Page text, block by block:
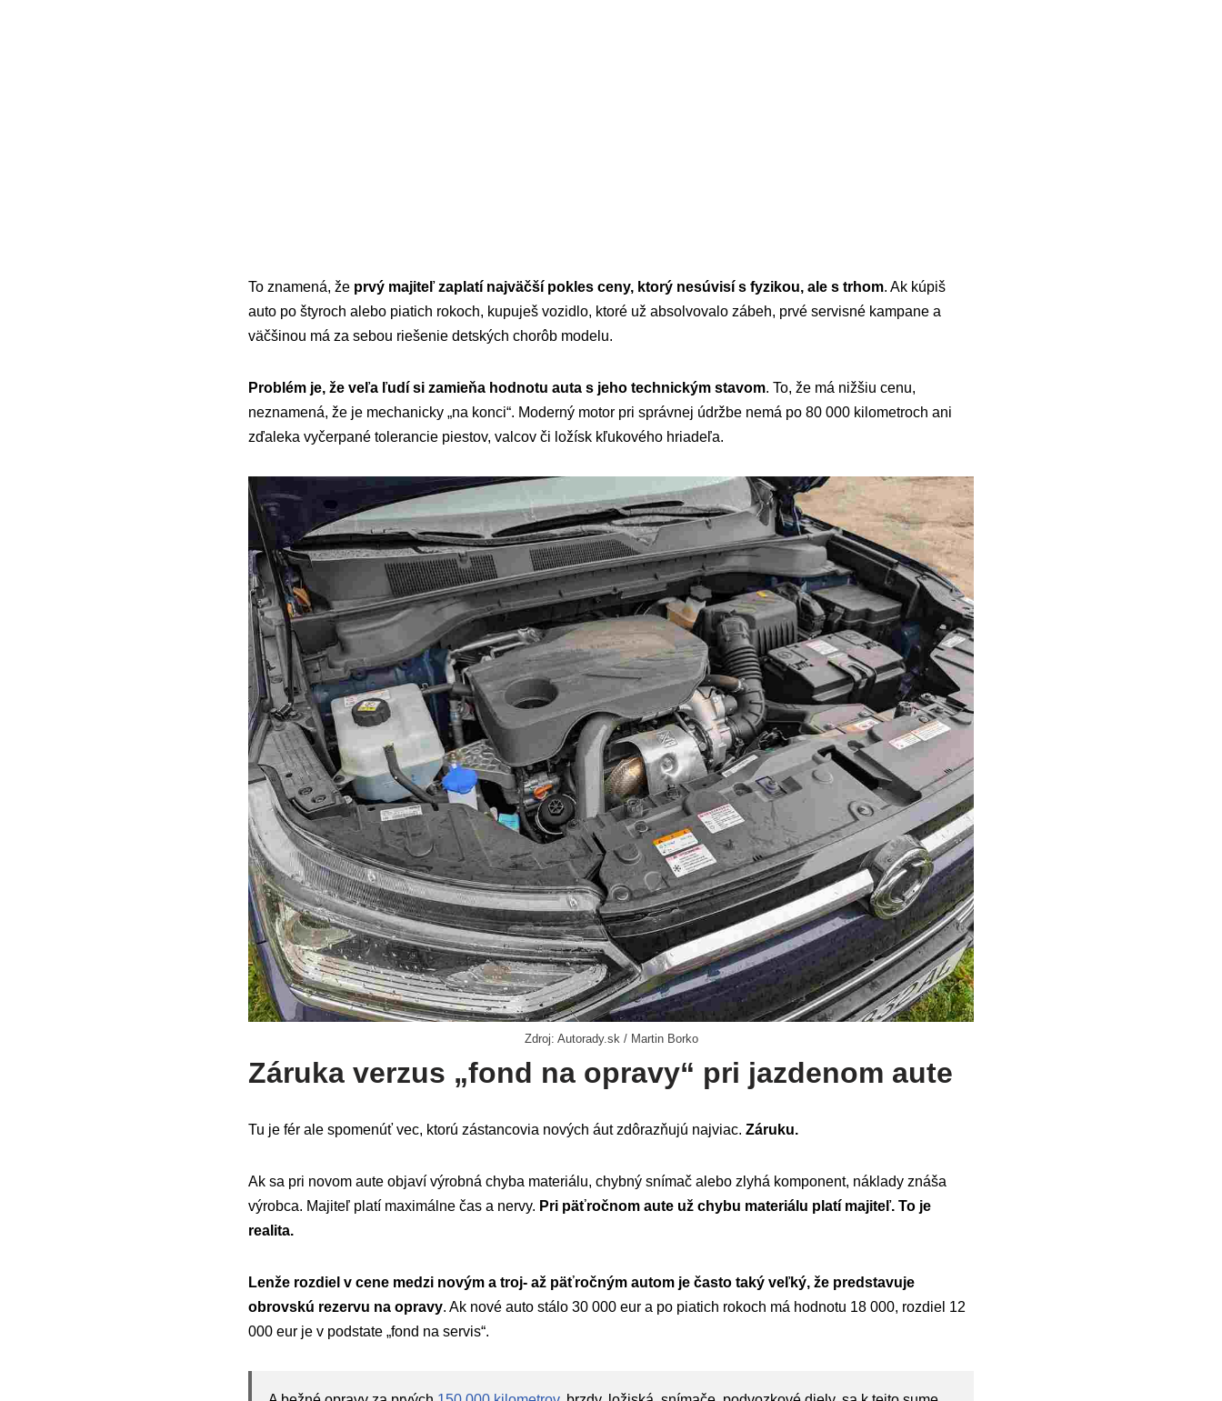
To znamená, že prvý majiteľ zaplatí najväčší pokles ceny, ktorý nesúvisí s fyzikou, ale s trhom. Ak kúpiš
auto po štyroch alebo piatich rokoch, kupuješ vozidlo, ktoré už absolvovalo zábeh, prvé servisné kampane a
väčšinou má za sebou riešenie detských chorôb modelu.
Problém je, že veľa ľudí si zamieňa hodnotu auta s jeho technickým stavom. To, že má nižšiu cenu,
neznamená, že je mechanicky „na konci“. Moderný motor pri správnej údržbe nemá po 80 000 kilometroch ani
zďaleka vyčerpané tolerancie piestov, valcov či ložísk kľukového hriadeľa.
Zdroj: Autorady.sk / Martin Borko
Záruka verzus „fond na opravy“ pri jazdenom aute
Tu je fér ale spomenúť vec, ktorú zástancovia nových áut zdôrazňujú najviac. Záruku.
Ak sa pri novom aute objaví výrobná chyba materiálu, chybný snímač alebo zlyhá komponent, náklady znáša
výrobca. Majiteľ platí maximálne čas a nervy. Pri päťročnom aute už chybu materiálu platí majiteľ. To je
realita.
Lenže rozdiel v cene medzi novým a troj- až päťročným autom je často taký veľký, že predstavuje
obrovskú rezervu na opravy. Ak nové auto stálo 30 000 eur a po piatich rokoch má hodnotu 18 000, rozdiel 12
000 eur je v podstate „fond na servis“.